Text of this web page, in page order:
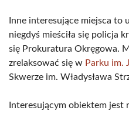
Inne interesujące miejsca to
niegdyś mieściła się policja
się Prokuratura Okręgowa.
zrelaksować się w Parku im.
Skwerze im. Władysława
Interesującym obiektem jest